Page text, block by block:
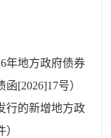
年地方政府债券
[2026]17号）
行的新增地方政